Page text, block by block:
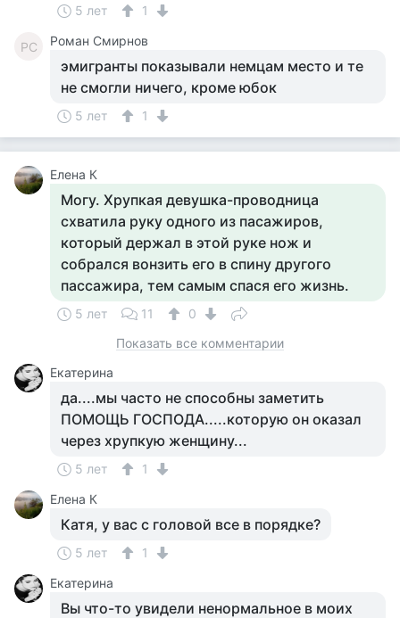
5 лет 1
РС Роман Смирнов
эмигранты показывали немцам место и те
не смогли ничего, кроме юбок
5 лет 1
Елена К
Могу. Хрупкая девушка-проводница
схватила руку одного из пасажиров,
который держал в этой руке нож и
собрался вонзить его в спину другого
пассажира, тем самым спася его жизнь.
5 лет 11
0
Показать все комментарии
Екатерина
да....мы часто не способны заметить
ПОМОЩЬ ГОСПОДА.....которую он оказал
через хрупкую женщину...
5 лет
1
Елена К
Катя, у вас с головой все в порядке?
5 лет
1
Екатерина
Вы что-то увидели ненормальное в моих